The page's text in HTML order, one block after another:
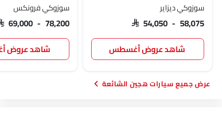
سوزوكي ديزاير
SAR 54,050 - 58,075
شاهد عروض أغسطس
سوزوكي فرونكس
69,000 - 78,200
شاهد عروض
سيارات هجين الشائعة